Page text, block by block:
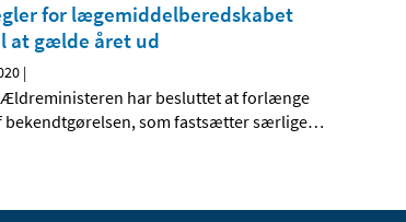
for lægemiddelberedskabet
at gælde året ud
|
Ældreministeren har besluttet at forlænge
bekendtgørelsen, som fastsætter særlige…